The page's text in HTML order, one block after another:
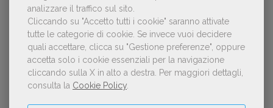
analizzare il traffico sul sito.
Cliccando su "Accetto tutti i cookie" saranno attivate
tutte le categorie di cookie. Se invece vuoi decidere
quali accettare, clicca su "Gestione preferenze", oppure
accetta solo i cookie essenziali per la navigazione
cliccando sulla X in alto a destra. Per maggiori dettagli,
consulta la Cookie Policy
Kobo ha rifiutato il 45% dei testi ricevuti per
sospetto utilizzo dell’IA
NOTIZIE DALL'AIE